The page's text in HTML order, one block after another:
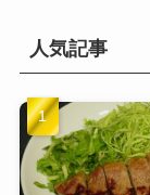
人気記事